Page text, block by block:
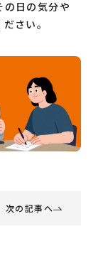
の日の気分や
さい。
次の記事へ